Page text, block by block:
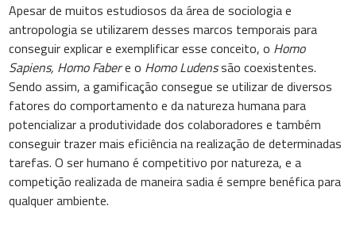
Apesar de muitos estudiosos da área de sociologia e
antropologia se utilizarem desses marcos temporais para
conseguir explicar e exemplificar esse conceito, o Homo
Sapiens, Homo Fabere o Homo Ludenssão coexistentes.
Sendo assim, a gamificação consegue se utilizar de diversos
fatores do comportamento e da natureza humana para
potencializar a produtividade dos colaboradores e também
conseguir trazer mais eficiência na realização de determinadas
tarefas. O ser humano é competitivo por natureza, e a
competição realizada de maneira sadia é sempre benéfica para
qualquer ambiente.